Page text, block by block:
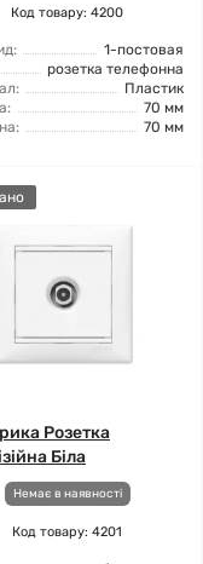
Код товару: 4200
1-постовая
розетка телефонна
Пластик
70 мм
70 мм
Розетка
Біла
Немає в наявності
Код товару: 4201